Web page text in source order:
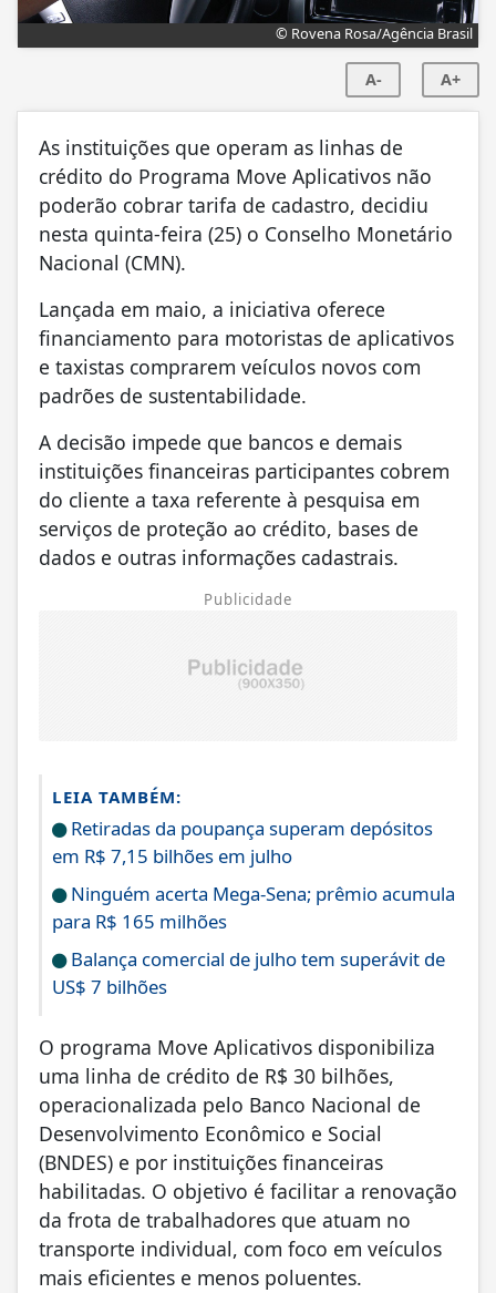
© Rovena Rosa/Agência Brasil
A- A+
As instituições que operam as linhas de
crédito do Programa Move Aplicativos não
poderão cobrar tarifa de cadastro, decidiu
nesta quinta-feira (25) o Conselho Monetário
Nacional (CMN).
Lançada em maio, a iniciativa oferece
financiamento para motoristas de aplicativos
e taxistas comprarem veículos novos com
padrões de sustentabilidade.
A decisão impede que bancos e demais
instituições financeiras participantes cobrem
do cliente a taxa referente à pesquisa em
serviços de proteção ao crédito, bases de
dados e outras informações cadastrais.
Publicidade
LEIA TAMBÉM:
Retiradas da poupança superam depósitos
em R$ 7,15 bilhões em julho
Ninguém acerta Mega-Sena; prêmio acumula
para R$ 165 milhões
Balança comercial de julho tem superávit de
US$ 7 bilhões
O programa Move Aplicativos disponibiliza
uma linha de crédito de R$ 30 bilhões,
operacionalizada pelo Banco Nacional de
Desenvolvimento Econômico e Social
(BNDES) e por instituições financeiras
habilitadas. O objetivo é facilitar a renovação
da frota de trabalhadores que atuam no
transporte individual, com foco em veículos
mais eficientes e menos poluentes.